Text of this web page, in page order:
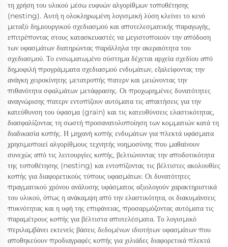
τη χρήση του υλικού μέσω ευφυών αλγορίθμων τοποθέτησης
(nesting). Αυτή η ολοκληρωμένη λογισμική λύση κλείνει το κενό
μεταξύ δημιουργικού σχεδιασμού και αποτελεσματικής παραγωγής,
επιτρέποντας στους κατασκευαστές να μεγιστοποιούν την απόδοση
των υφασμάτων διατηρώντας παράλληλα την ακεραιότητα του
σχεδιασμού. Το ενσωματωμένο σύστημα δέχεται αρχεία σχεδίου από
δημοφιλή προγράμματα σχεδιασμού ενδυμάτων, εξαλείφοντας την
ανάγκη χειροκίνητης μετατροπής πατερν και μειώνοντας την
πιθανότητα σφαλμάτων μετάφρασης. Οι προχωρημένες δυνατότητες
αναγνώρισης πατερν εντοπίζουν αυτόματα τις απαιτήσεις για την
κατεύθυνση του ύφασμα (grain) και τις κατευθύνσεις ελαστικότητας,
διασφαλίζοντας τη σωστή προσανατολοποίηση των κομματιών κατά τη
διαδικασία κοπής. Η μηχανή κοπής ενδυμάτων για πλεκτά υφάσματα
χρησιμοποιεί αλγορίθμους τεχνητής νοημοσύνης που μαθαίνουν
συνεχώς από τις λειτουργίες κοπής, βελτιώνοντας την αποδοτικότητα
της τοποθέτησης (nesting) και εντοπίζοντας τις βέλτιστες ακολουθίες
κοπής για διαφορετικούς τύπους υφασμάτων. Οι δυνατότητες
πραγματικού χρόνου ανάλυσης υφάσματος αξιολογούν χαρακτηριστικά
του υλικού, όπως η ανάκαμψη από την ελαστικότητα, οι διακυμάνσεις
πυκνότητας και η υφή της επιφάνειας, προσαρμόζοντας αυτόματα τις
παραμέτρους κοπής για βέλτιστα αποτελέσματα. Το λογισμικό
περιλαμβάνει εκτενείς βάσεις δεδομένων ιδιοτήτων υφασμάτων που
αποθηκεύουν προδιαγραφές κοπής για χιλιάδες διαφορετικά πλεκτά